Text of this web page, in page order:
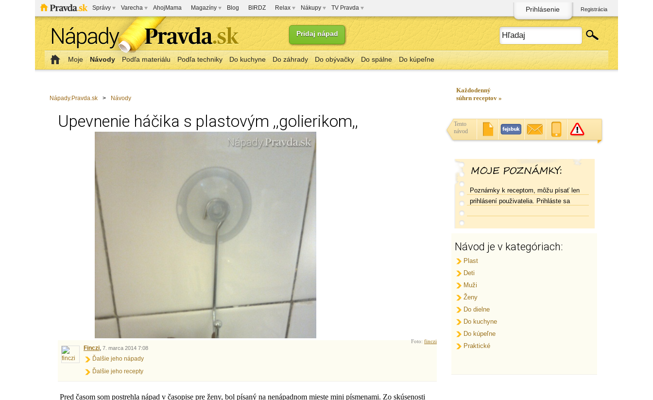
Správy Varecha AhojMama Magazíny Blog BIRDZ Relax Nákupy TV Pravda
Pridaj nápad
Prihlásenie Registrácia
Moje Návody Podľa materiálu Podľa techniky Do kuchyne Do záhrady Do obývačky Do spálne Do kúpeľne
Nápady.Pravda.sk > Návody
Upevnenie háčika s plastovým ,,golierikom,,
Foto: finczi
Finczi, 7. marca 2014 7:08
Ďalšie jeho nápady
Ďalšie jeho recepty
Pred časom som postrehla nápad v časopise pre ženy, bol písaný na nenápadnom mieste mini písmenami. Zo skúsenosti
Každodenný
súhrn receptov »
Tento
návod
Poznámky k receptom, môžu písať len
prihlásení použivatelia. Prihláste sa
Návod je v kategóriach:
Plast
Deti
Muži
Ženy
Do dielne
Do kuchyne
Do kúpeľne
Praktické